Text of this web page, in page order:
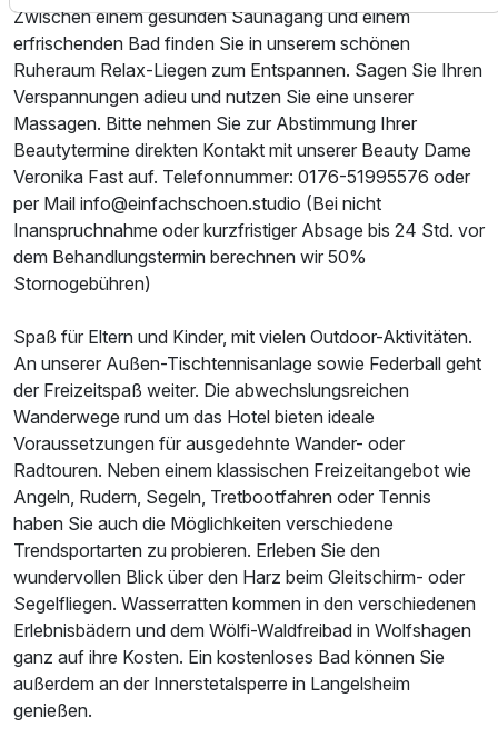
Zwischen einem gesunden Saunagang und einem
erfrischenden Bad finden Sie in unserem schönen
Ruheraum Relax-Liegen zum Entspannen. Sagen Sie Ihren
Verspannungen adieu und nutzen Sie eine unserer
Massagen. Bitte nehmen Sie zur Abstimmung Ihrer
Beautytermine direkten Kontakt mit unserer Beauty Dame
Veronika Fast auf. Telefonnummer: 0176-51995576 oder
per Mail info@einfachschoen.studio (Bei nicht
Inanspruchnahme oder kurzfristiger Absage bis 24 Std. vor
dem Behandlungstermin berechnen wir 50%
Stornogebühren)
Spaß für Eltern und Kinder, mit vielen Outdoor-Aktivitäten.
An unserer Außen-Tischtennisanlage sowie Federball geht
der Freizeitspaß weiter. Die abwechslungsreichen
Wanderwege rund um das Hotel bieten ideale
Voraussetzungen für ausgedehnte Wander- oder
Radtouren. Neben einem klassischen Freizeitangebot wie
Angeln, Rudern, Segeln, Tretbootfahren oder Tennis
haben Sie auch die Möglichkeiten verschiedene
Trendsportarten zu probieren. Erleben Sie den
wundervollen Blick über den Harz beim Gleitschirm- oder
Segelfliegen. Wasserratten kommen in den verschiedenen
Erlebnisbädern und dem Wölfi-Waldfreibad in Wolfshagen
ganz auf ihre Kosten. Ein kostenloses Bad können Sie
außerdem an der Innerstetalsperre in Langelsheim
genießen.